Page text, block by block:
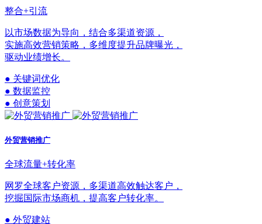
整合+引流
以市场数据为导向，结合多渠道资源，
实施高效营销策略，多维度提升品牌曝光，
驱动业绩增长。
● 关键词优化
● 数据监控
● 创意策划
外贸营销推广
全球流量+转化率
网罗全球客户资源，多渠道高效触达客户，
挖掘国际市场商机，提高客户转化率。
● 外贸建站